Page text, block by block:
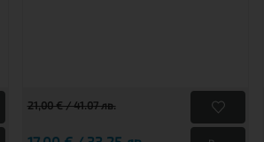
21,00 € / 41.07 лв.